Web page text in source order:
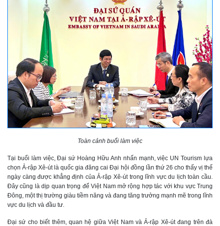
Toàn cảnh buổi làm việc
Tại buổi làm việc, Đại sứ Hoàng Hữu Anh nhấn mạnh, việc UN Tourism lựa
chọn Ả-rập Xê-út là quốc gia đăng cai Đại hội đồng lần thứ 26 cho thấy vị thế
ngày càng được khẳng định của Ả-rập Xê-út trong lĩnh vực du lịch toàn cầu.
Đây cũng là dịp quan trọng để Việt Nam mở rộng hợp tác với khu vực Trung
Đông, một thị trường giàu tiềm năng và đang tăng trưởng mạnh mẽ trong lĩnh
vực du lịch và đầu tư.
Đại sứ cho biết thêm, quan hệ giữa Việt Nam và Ả-rập Xê-út đang trên đà